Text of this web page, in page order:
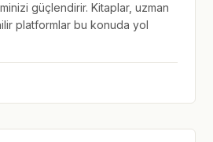
güçlendirir. Kitaplar, uzman
platformlar bu konuda yol